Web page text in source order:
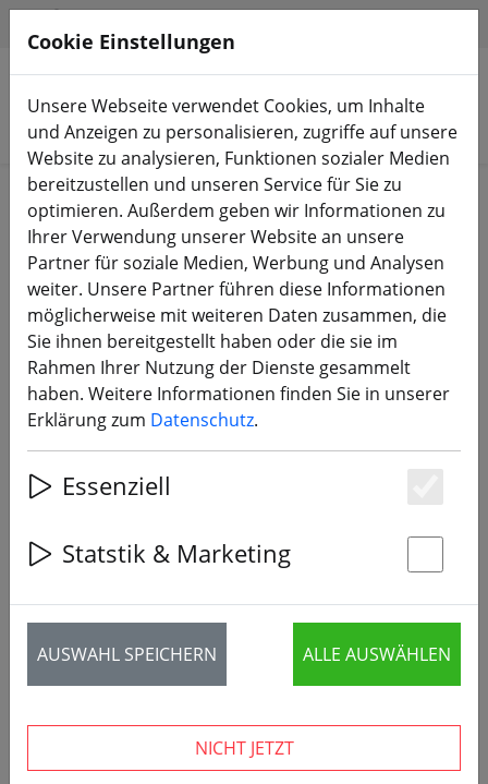
Produkte suchen
Start Bauteile Zubehör
SpeedyBee Mario 5 DJI O4 PRO
Upgrade Kit D
Cookie Einstellungen
Unsere Webseite verwendet Cookies, um Inhalte
und Anzeigen zu personalisieren, zugriffe auf unsere
Website zu analysieren, Funktionen sozialer Medien
bereitzustellen und unseren Service für Sie zu
optimieren. Außerdem geben wir Informationen zu
Ihrer Verwendung unserer Website an unsere
Partner für soziale Medien, Werbung und Analysen
weiter. Unsere Partner führen diese Informationen
möglicherweise mit weiteren Daten zusammen, die
Sie ihnen bereitgestellt haben oder die sie im
Rahmen Ihrer Nutzung der Dienste gesammelt
haben. Weitere Informationen finden Sie in unserer
Erklärung zum Datenschutz.
Essenziell
Statstik & Marketing
AUSWAHL SPEICHERN ALLE AUSWÄHLEN
NICHT JETZT